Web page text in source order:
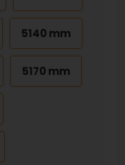
5140 mm
5170 mm